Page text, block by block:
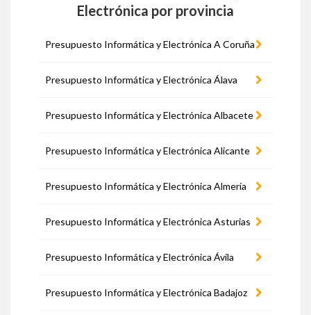
Electrónica por provincia
Presupuesto Informática y Electrónica A Coruña
Presupuesto Informática y Electrónica Álava
Presupuesto Informática y Electrónica Albacete
Presupuesto Informática y Electrónica Alicante
Presupuesto Informática y Electrónica Almería
Presupuesto Informática y Electrónica Asturias
Presupuesto Informática y Electrónica Ávila
Presupuesto Informática y Electrónica Badajoz